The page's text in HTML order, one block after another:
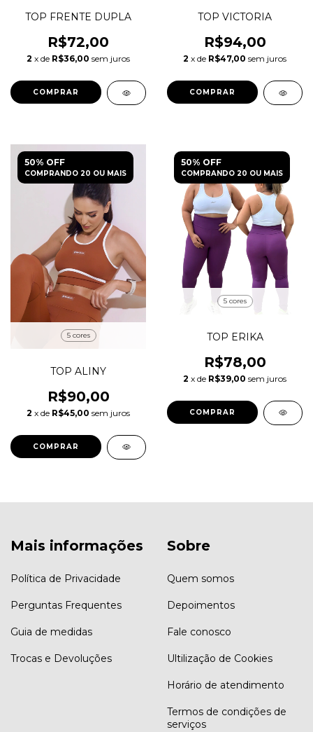
TOP FRENTE DUPLA
R$72,00
2 x de R$36,00 sem juros
COMPRAR
TOP VICTORIA
R$94,00
2 x de R$47,00 sem juros
COMPRAR
50% OFF
COMPRANDO 20 OU MAIS
5 cores
TOP ALINY
R$90,00
2 x de R$45,00 sem juros
COMPRAR
50% OFF
COMPRANDO 20 OU MAIS
5 cores
TOP ERIKA
R$78,00
2 x de R$39,00 sem juros
COMPRAR
Mais informações
Política de Privacidade
Perguntas Frequentes
Guia de medidas
Trocas e Devoluções
Sobre
Quem somos
Depoimentos
Fale conosco
Ultilização de Cookies
Horário de atendimento
Termos de condições de
serviços